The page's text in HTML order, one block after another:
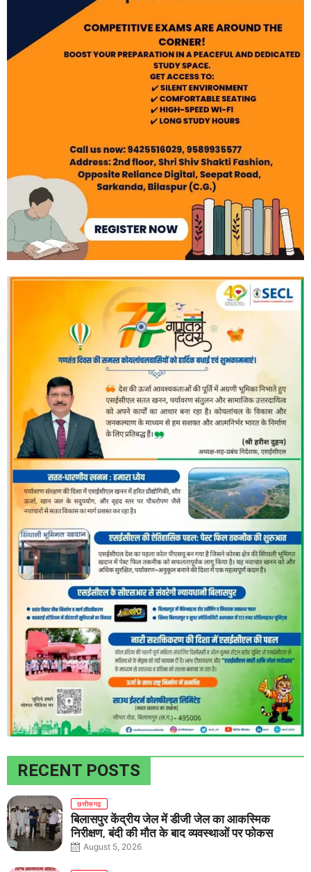
RECENT POSTS
छत्तीसगढ़
बिलासपुर केंद्रीय जेल में डीजी जेल का आकस्मिक
निरीक्षण, बंदी की मौत के बाद व्यवस्थाओं पर फोकस
August 5, 2026